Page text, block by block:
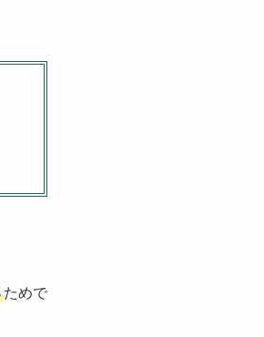
ためで